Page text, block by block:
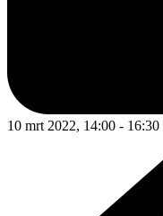
10 mrt 2022, 14:00 - 16:30